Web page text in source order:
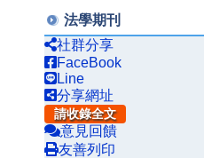
法學期刊
社群分享
FaceBook
Line
分享網址
請收錄全文
意見回饋
友善列印